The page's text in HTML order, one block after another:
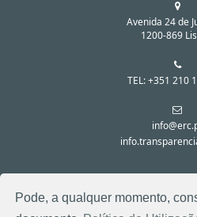
Pode, a qualquer momento,
Avenida 24 de
1200-869
TEL: +351 210